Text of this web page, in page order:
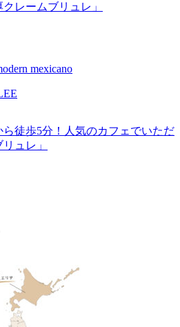
レームブリュレ」
mexicano
ら徒歩5分！人気のカフェでいただ
ュレ」